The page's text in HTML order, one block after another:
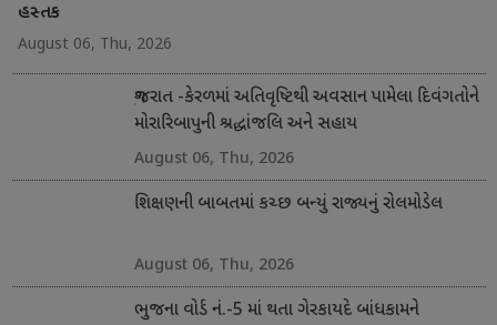
હસ્તક
August 06, Thu, 2026
ગુજરાત -કેરળમાં અતિવૃષ્ટિથી અવસાન પામેલા દિવંગતોને
મોરારિબાપુની શ્રદ્ધાંજલિ અને સહાય
August 06, Thu, 2026
શિક્ષણની બાબતમાં કચ્છ બન્યું રાજ્યનું રોલમોડેલ
August 06, Thu, 2026
ભુજના વોર્ડ નં.-5 માં થતા ગેરકાયદે બાંધકામને